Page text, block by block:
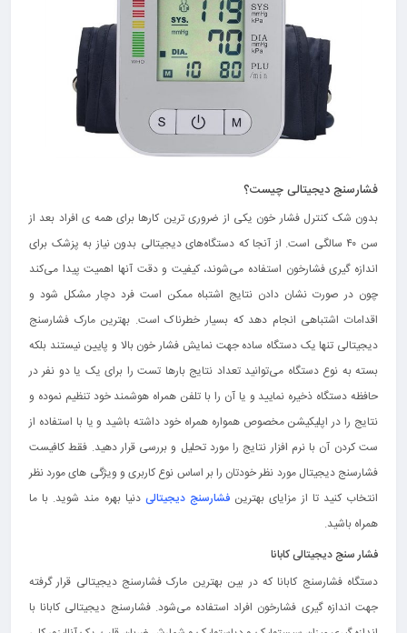
فشارسنج دیجیتالی چیست؟
بدون شک کنترل فشار خون یکی از ضروری ترین کارها برای همه ی افراد بعد از
سن ۴۰ سالگی است. از آنجا که دستگاه‌های دیجیتالی بدون نیاز به پزشک برای
اندازه گیری فشارخون استفاده می‌شوند، کیفیت و دقت آنها اهمیت پیدا می‌کند
چون در صورت نشان دادن نتایج اشتباه ممکن است فرد دچار مشکل شود و
اقدامات اشتباهی انجام دهد که بسیار خطرناک است. بهترین مارک فشارسنج
دیجیتالی تنها یک دستگاه ساده جهت نمایش فشار خون بالا و پایین نیستند بلکه
بسته به نوع دستگاه می‌توانید تعداد نتایج بارها تست را برای یک یا دو نفر در
حافظه دستگاه ذخیره نمایید و یا آن را با تلفن همراه هوشمند خود تنظیم نموده و
نتایج را در اپلیکیشن مخصوص همواره همراه خود داشته باشید و یا با استفاده از
ست کردن آن با نرم افزار نتایج را مورد تحلیل و بررسی قرار دهید. فقط کافیست
فشارسنج دیجیتال مورد نظر خودتان را بر اساس نوع کاربری و ویژگی های مورد نظر
انتخاب کنید تا از مزایای بهترین فشارسنج دیجیتالی دنیا بهره مند شوید. با ما
همراه باشید.
فشار سنج دیجیتالی کابانا
دستگاه فشارسنج کابانا که در بین بهترین مارک فشارسنج دیجیتالی قرار گرفته
جهت اندازه‌ گیری فشارخون افراد استفاده می‌شود. فشارسنج دیجیتالی کابانا با